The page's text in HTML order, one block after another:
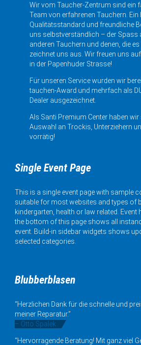
Wir vom Taucher-Zentrum sind ein
Team von erfahrenen Tauchern. Ein
Qualitätsstandard und freundliche
uns selbstverständlich – der Spass
anderen Tauchern und denen, die es
zeichnet uns aus. Wir freuen uns
in der Papenhuder Strasse!
Für unseren Service wurden wir
tauchen-Award und mehrfach als
Dealer ausgezeichnet.
Als Santi Premium Center haben
Auswahl an Trockis, Unterziehern
vorrätig!
Single Event Page
This is a single event page with sample
suitable for most websites and types of
kindergarten, health or law related.
the bottom of this page shows all
event. Build-in sidebar widgets shows
selected categories.
Blubberblasen
“Herzlichen Dank für die schnelle und
meiner Reparatur.”
– Otto Spalek
“Hervorragende Beratung! Mit ganz viel